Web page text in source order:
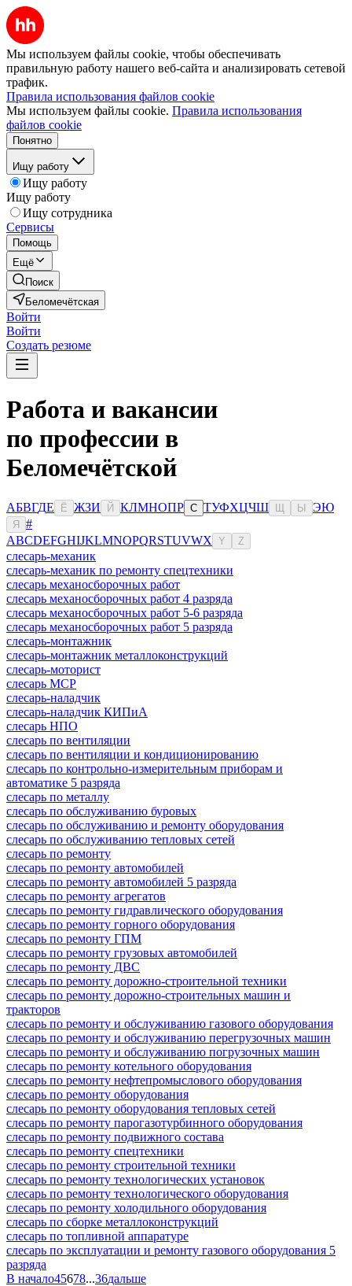
Мы используем файлы cookie, чтобы обеспечивать
правильную работу нашего веб-сайта и анализировать сетевой
трафик.
Правила использования файлов cookie
Мы используем файлы cookie. Правила использования
файлов cookie
Понятно
Ищу работу
Ищу работу
Ищу работу
Ищу сотрудника
Сервисы
Помощь
Ещё
Поиск
Беломечётская
Войти
Войти
Создать резюме
Работа и вакансии
по профессии в
Беломечётской
АБВГДЕ Ё ЖЗИ Й КЛМНОПР С ТУФХЦЧШ Ы ЭЮ
Я
#
ABCDEFGHIJKLMNOPQRSTUVWX Y Z
слесарь-механик
слесарь-механик по ремонту спецтехники
слесарь механосборочных работ
слесарь механосборочных работ 4 разряда
слесарь механосборочных работ 5-6 разряда
слесарь механосборочных работ 5 разряда
слесарь-монтажник
слесарь-монтажник металлоконструкций
слесарь-моторист
слесарь МСР
слесарь-наладчик
слесарь-наладчик КИПиА
слесарь НПО
слесарь по вентиляции
слесарь по вентиляции и кондиционированию
слесарь по контрольно-измерительным приборам и
автоматике 5 разряда
слесарь по металлу
слесарь по обслуживанию буровых
слесарь по обслуживанию и ремонту оборудования
слесарь по обслуживанию тепловых сетей
слесарь по ремонту
слесарь по ремонту автомобилей
слесарь по ремонту автомобилей 5 разряда
слесарь по ремонту агрегатов
слесарь по ремонту гидравлического оборудования
слесарь по ремонту горного оборудования
слесарь по ремонту ГПМ
слесарь по ремонту грузовых автомобилей
слесарь по ремонту ДВС
слесарь по ремонту дорожно-строительной техники
слесарь по ремонту дорожно-строительных машин и
тракторов
слесарь по ремонту и обслуживанию газового оборудования
слесарь по ремонту и обслуживанию перегрузочных машин
слесарь по ремонту и обслуживанию погрузочных машин
слесарь по ремонту котельного оборудования
слесарь по ремонту нефтепромыслового оборудования
слесарь по ремонту оборудования
слесарь по ремонту оборудования тепловых сетей
слесарь по ремонту парогазотурбинного оборудования
слесарь по ремонту подвижного состава
слесарь по ремонту спецтехники
слесарь по ремонту строительной техники
слесарь по ремонту технологических установок
слесарь по ремонту технологического оборудования
слесарь по ремонту холодильного оборудования
слесарь по сборке металлоконструкций
слесарь по топливной аппаратуре
слесарь по эксплуатации и ремонту газового оборудования 5
разряда
В начало45678...36дальше